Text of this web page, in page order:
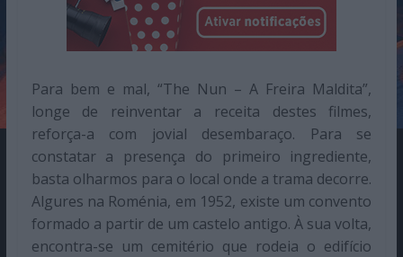
Para bem e mal, “The Nun – A Freira Maldita”,
longe de reinventar a receita destes filmes,
reforça-a com jovial desembaraço. Para se
constatar a presença do primeiro ingrediente,
basta olharmos para o local onde a trama decorre.
Algures na Roménia, em 1952, existe um convento
formado a partir de um castelo antigo. À sua volta,
encontra-se um cemitério que rodeia o edifício